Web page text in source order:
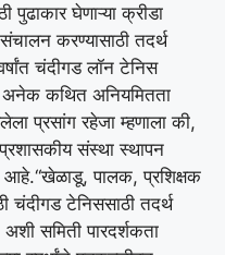
पुढाकार घेणाऱ्या क्रीडा
करण्यासाठी तदर्थ
चंदीगड लॉन टेनिस
कथित अनियमितता
प्रसांग रहेजा म्हणाला की,
संस्था स्थापन
आहे.“खेळाडू, पालक, प्रशिक्षक
चंदीगड टेनिससाठी तदर्थ
समिती पारदर्शकता